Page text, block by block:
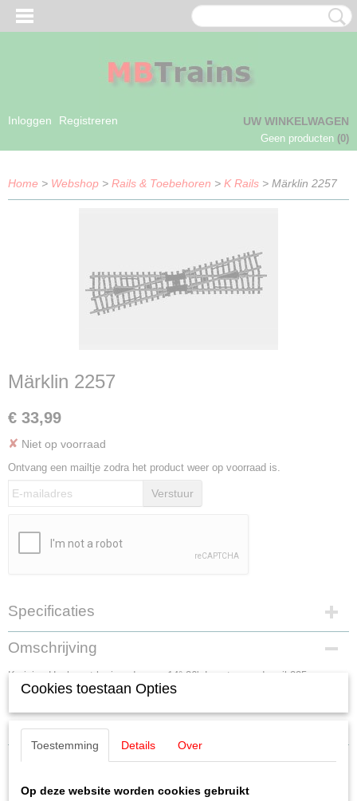
Inloggen Registreren UW WINKELWAGEN
Geen producten (0)
Home > Webshop > Rails & Toebehoren > K Rails > Märklin 2257
Märklin 2257
€ 33,99
✘ Niet op voorraad
Ontvang een mailtje zodra het product weer op voorraad is.
Verstuur
Specificaties
Productcode
2257
Omschrijving
Kruising.Hoek met kruisend spoor 14° 26'. Lengte van de rail 225 mm.
Cookies toestaan Opties
Toestemming Details Over
Op deze website worden cookies gebruikt